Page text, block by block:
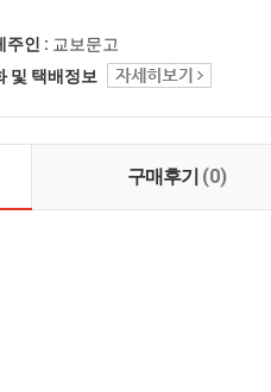
주인 : 교보문고
및 택배정보
구매후기 (0)